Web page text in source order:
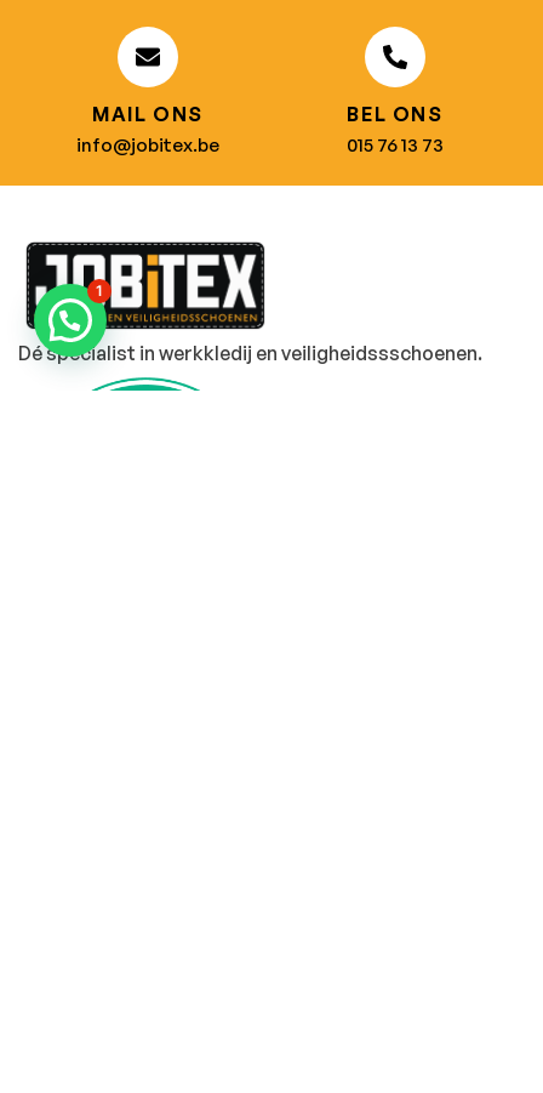
MAIL ONS
info@jobitex.be
BEL ONS
015 76 13 73
Dé specialist in werkkledij en veiligheidssschoenen.
1